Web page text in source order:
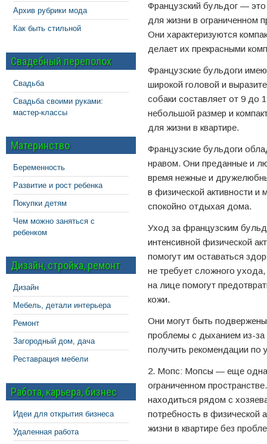
Французский бульдог —
для жизни в ограниченном
Они характеризуются
делает их прекрасными
Французские бульдоги
широкой головой и
собаки составляет от 9 до
небольшой размер и
для жизни в квартире.
Французские бульдоги
нравом. Они преданные и
время нежные и
в физической активности
спокойно отдыхая дома.
Уход за французским
интенсивной физической
помогут им оставаться
не требует сложного
на лице помогут
кожи.
Они могут быть
проблемы с дыханием из-
получить рекомендации
2. Мопс: Мопсы — еще одна
ограниченном
находиться рядом с
потребность в физической
жизни в квартире без
Архив рубрики мода
Как быть стильной
Свадебный переполох
Свадьба
Свадьба своими руками:
мастер-классы
Материнство
Беременность
Развитие и рост ребенка
Покупки детям
Чем можно заняться с
ребенком
Дизайн, стройка, ремонт
Дизайн
Мебель, детали интерьера
Ремонт
Загородный дом, дача
Реставрация мебели
Работа, карьера, бизнес
Идеи для открытия бизнеса
Удаленная работа